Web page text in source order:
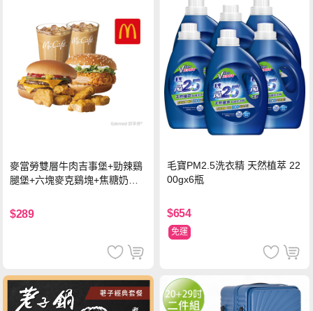
麥當勞雙層牛肉吉事堡+勁辣鷄
腿堡+六塊麥克鷄塊+焦糖奶茶
$289
毛寶PM2.5洗衣精 天然植萃 22
00gx6瓶
$654
免運